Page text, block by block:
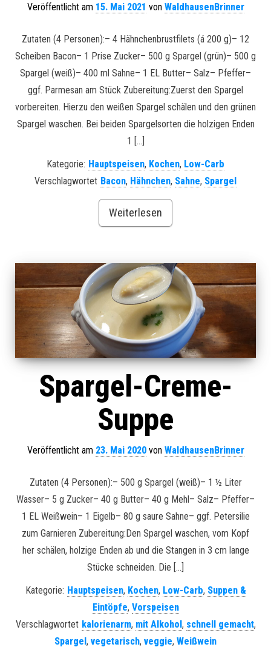
Veröffentlicht am 15. Mai 2021 von WaldhausenBrinner
Zutaten (4 Personen):– 4 Hähnchenbrustfilets (á 200 g)– 12
Scheiben Bacon– 1 Prise Zucker– 500 g Spargel (grün)– 500 g
Spargel (weiß)– 400 ml Sahne– 1 EL Butter– Salz– Pfeffer–
ggf. Parmesan am Stück Zubereitung:Zuerst den Spargel
vorbereiten. Hierzu den weißen Spargel schälen und den grünen
Spargel waschen. Bei beiden Spargelsorten die holzigen Enden
1 […]
Kategorie: Hauptspeisen, Kochen, Low-Carb
Verschlagwortet Bacon, Hähnchen, Sahne, Spargel
Weiterlesen
Spargel-Creme-
Suppe
Veröffentlicht am 23. Mai 2020von WaldhausenBrinner
Zutaten (4 Personen):– 500 g Spargel (weiß)– 1 ½ Liter
Wasser– 5 g Zucker– 40 g Butter– 40 g Mehl– Salz– Pfeffer–
1 EL Weißwein– 1 Eigelb– 80 g saure Sahne– ggf. Petersilie
zum Garnieren Zubereitung:Den Spargel waschen, vom Kopf
her schälen, holzige Enden ab und die Stangen in 3 cm lange
Stücke schneiden. Die […]
Kategorie: Hauptspeisen, Kochen, Low-Carb, Suppen &
Eintöpfe, Vorspeisen
Verschlagwortet kalorienarm, mit Alkohol , schnell gemacht,
Spargel , vegetarisch, veggie, Weißwein